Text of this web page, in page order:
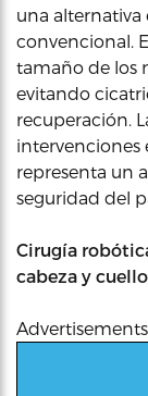
una alternativa
convencional.
tamaño de los
evitando
recuperación.
representa un
seguridad del
Cirugía
cabeza y cuello
Advertisements